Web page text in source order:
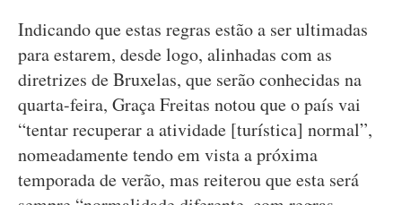
Indicando que estas regras estão a ser ultimadas
para estarem, desde logo, alinhadas com as
diretrizes de Bruxelas, que serão conhecidas na
quarta-feira, Graça Freitas notou que o país vai
“tentar recuperar a atividade [turística] normal”,
nomeadamente tendo em vista a próxima
temporada de verão, mas reiterou que esta será